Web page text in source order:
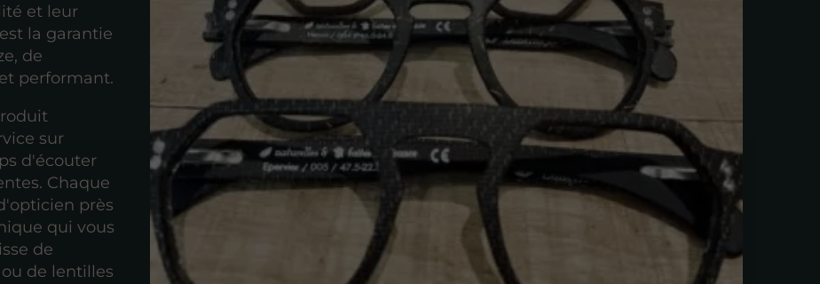
et leur
la garantie
de
performant.
sur
d'écouter
Chaque
près
qui vous
de
de lentilles